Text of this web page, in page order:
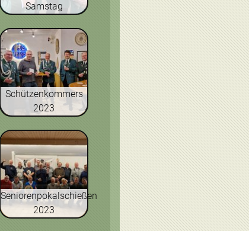
Samstag
Schützenkommers
2023
Seniorenpokalschießen
2023